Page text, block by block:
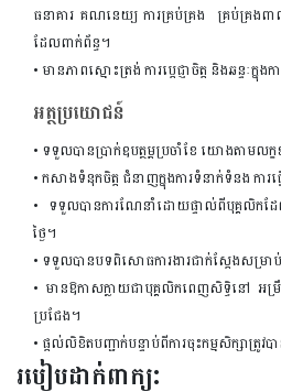
ធនាគារ គណនេយ្យ ការគ្រប់គ្រង ​​គ្រប់គ្រងពាណិ
ដែលពាក់ព័ន្ធ។
​​​​​​​​​​​​​• មានភាពស្មោះត្រង់ ការប្តេជ្ញាចិត្ត និងឆន្ទៈក្
អត្ថប្រយោជន៍
• ទទួលបានប្រាក់ឧបត្ថម្ភប្រចាំខែ យោងតាមលក្ខ
• កសាងទំនុកចិត្ត ជំនាញក្នុងការទំនាក់ទំនង ការធ្
• ទទួលបានការណែនាំដោយផ្ទាល់ពីបុគ្គលិកដែល
ថ្ងៃ។
• ទទួលបានបទពិសោធការងារជាក់ស្តែងសម្រា
• មានឱកាសក្លាយជាបុគ្គលិកពេញសិទ្ធិនៅ អ
ប្រជែង។ ​​​​​​​
​​​​​​​• ផ្តល់លិខិតបញ្ជាក់បន្ទាប់ពីការចុះកម្មសិក្សាត្
របៀបដាក់ពាក្យ: